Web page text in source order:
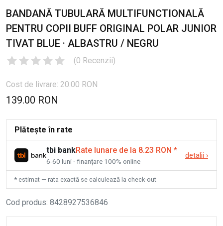
BANDANĂ TUBULARĂ MULTIFUNCTIONALĂ
PENTRU COPII BUFF ORIGINAL POLAR JUNIOR
TIVAT BLUE · ALBASTRU / NEGRU
(0 Recenzii)
Cost de livrare: 20.00 RON
139.00 RON
Plătește în rate
tbi bankRate lunare de la 8.23 RON *
6-60 luni · finanțare 100% online
detalii ›
* estimat — rata exactă se calculează la check-out
Cod produs: 8428927536846